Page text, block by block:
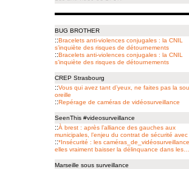
BUG BROTHER
::Bracelets anti-violences conjugales : la CNIL
s’inquiète des risques de détournements
::Bracelets anti-violences conjugales : la CNIL
s’inquiète des risques de détournements
CREP Strasbourg
::Vous qui avez tant d’yeux, ne faites pas la
oreille
::Repérage de caméras de vidéo­surveillance
SeenThis #videosurveillance
::À brest : après l’alliance des gauches aux
municipales, l’enjeu du contrat de sécurité avec
::*Insécurité : les
elles vraiment baisser la délinquance dans les…
Marseille sous surveillance